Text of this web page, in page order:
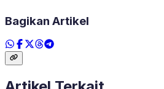
Bagikan Artikel